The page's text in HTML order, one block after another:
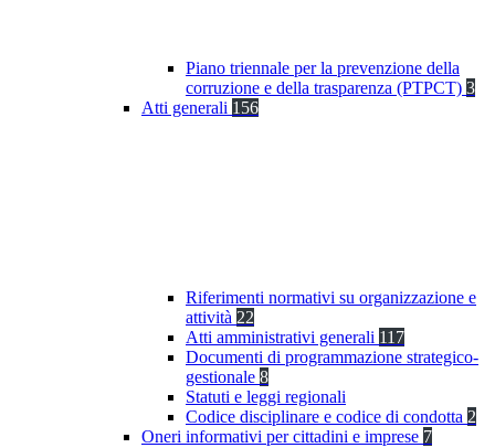
Piano triennale per la prevenzione della
corruzione e della trasparenza (PTPCT) 3
Atti generali 156
Riferimenti normativi su organizzazione e
attività 22
Atti amministrativi generali 117
Documenti di programmazione strategico-
gestionale 8
Statuti e leggi regionali
Codice disciplinare e codice di condotta 2
Oneri informativi per cittadini e imprese 7